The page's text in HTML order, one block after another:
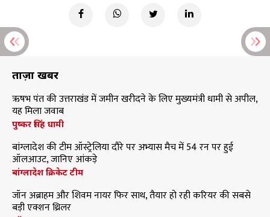
ताज़ा खबरें
ऋषभ पंत की उत्तराखंड में जमीन खरीदने के लिए मुख्यमंत्री धामी से अपील,
यह मिला जवाब
पुष्कर सिंह धामी
बांग्लादेश की टीम ऑस्ट्रेलिया दौरे पर अभ्यास मैच में 54 रन पर हुई
ऑलआउट, जानिए आंकड़े
बांग्लादेश क्रिकेट टीम
जॉन अब्राहम और शिवम नायर फिर साथ, तैयार हो रही करियर की सबसे
बड़ी एक्शन थ्रिलर